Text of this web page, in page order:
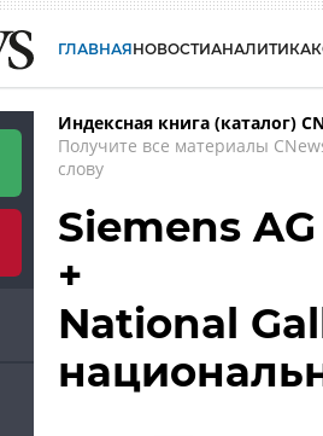
ГЛАВНАЯНОВОСТИАНАЛИТИКА
Индексная книга (каталог)
Получите все материалы
слову
Siemens
+
National